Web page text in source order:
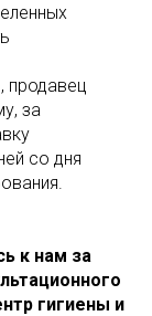
продавец
за
со дня
к нам за
гигиены и